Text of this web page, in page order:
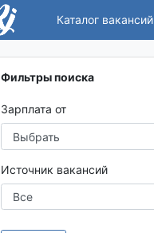
Каталог вакансий
Фильтры поиска
Зарплата от
Источник вакансий